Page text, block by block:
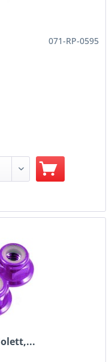
071-RP-0595